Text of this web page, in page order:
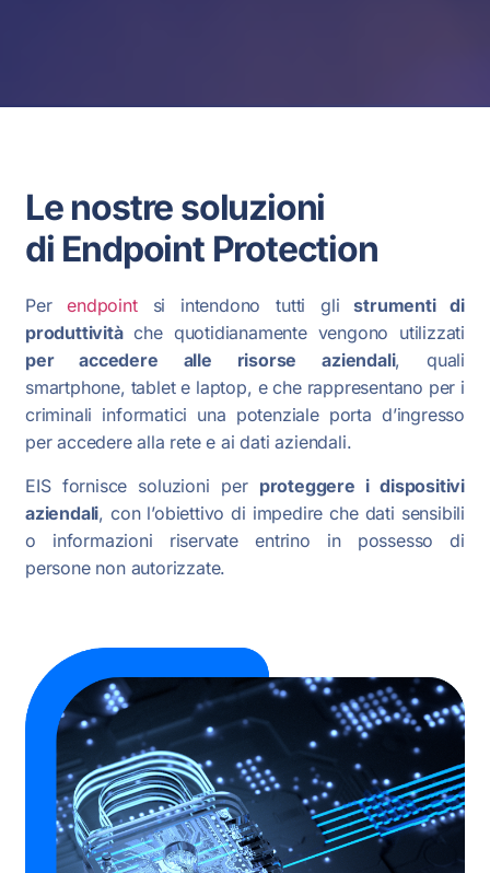
Le nostre soluzioni
di Endpoint Protection
Perendpoint si intendono tutti gli strumenti di
produttivitàche quotidianamente vengono utilizzati
per accedere alle risorse aziendali, quali
smartphone, tablet e laptop, e che rappresentano per i
criminali informatici una potenziale porta d’ingresso
per accedere alla rete e ai dati aziendali.
EIS fornisce soluzioni per proteggere i dispositivi
aziendali, con l’obiettivo di impedire che dati sensibili
o informazioni riservate entrino in possesso di
persone non autorizzate.